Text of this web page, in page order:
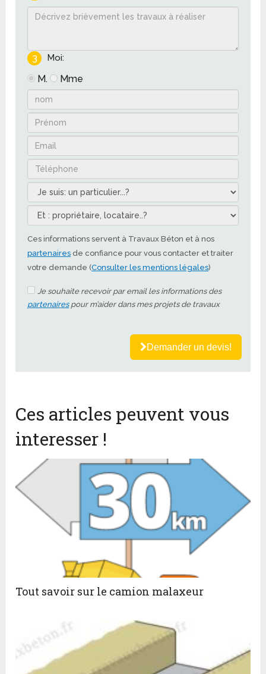
3 Moi:
M. Mme
Ces informations servent à Travaux Béton et à nos
partenaires de confiance pour vous contacter et traiter
votre demande (Consulter les mentions légales)
Je souhaite recevoir par email les informations des
partenairespour m’aider dans mes projets de travaux
Demander un devis!
Ces articles peuvent vous
interesser !
Tout savoir sur le camion malaxeur